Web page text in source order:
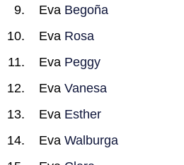
Eva Begoña
Eva Rosa
Eva Peggy
Eva Vanesa
Eva Esther
Eva Walburga